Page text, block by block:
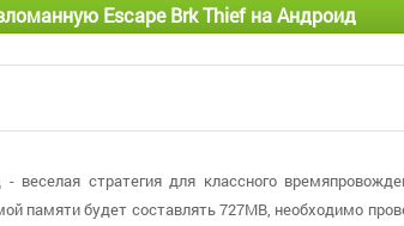
Escape Brk Thief на Андроид
стратегия для классного
памяти будет составлять 727MB, необходимо